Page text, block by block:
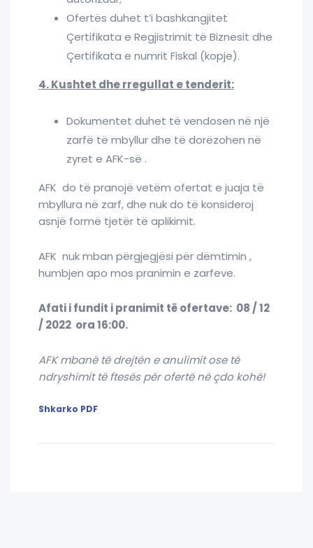
Ofertës duhet t’i bashkangjitet
Çertifikata e Regjistrimit të Biznesit dhe
Çertifikata e numrit Fiskal (kopje).
4. Kushtet dhe rregullat e tenderit:
Dokumentet duhet të vendosen në një
zarfë të mbyllur dhe të dorëzohen në
zyret e AFK-së .
AFK do të pranojë vetëm ofertat e juaja të
mbyllura në zarf, dhe nuk do të konsideroj
asnjë formë tjetër të aplikimit.
AFK nuk mban përgjegjësi për dëmtimin ,
humbjen apo mos pranimin e zarfeve.
Afati i fundit i pranimit të ofertave: 08 / 12
/ 2022 ora 16:00.
AFK mbanë të drejtën e anulimit ose të
ndryshimit të ftesës për ofertë në çdo kohë!
Shkarko PDF